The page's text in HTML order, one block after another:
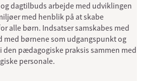
dagtilbuds arbejde med udviklingen
med henblik på at skabe
alle børn. Indsatser samskabes med
med børnene som udgangspunkt og
den pædagogiske praksis sammen med
personale.